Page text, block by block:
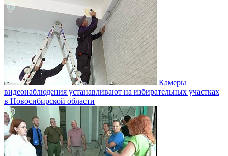
Камеры
видеонаблюдения устанавливают на избирательных участках
в Новосибирской области